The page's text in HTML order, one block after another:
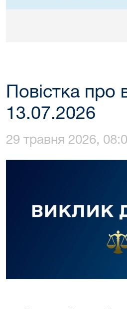
Повістка
13.07.2026
29 травня 2026,